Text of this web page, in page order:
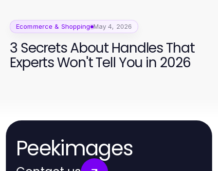
Ecommerce & Shopping May 4, 2026
3 Secrets About Handles That
Experts Won't Tell You in 2026
Peekimages